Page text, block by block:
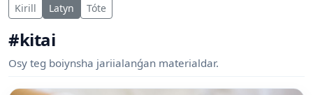
Kirill Latyn Tóte
#kitai
Osy teg boiynsha jariialanǵan materialdar.